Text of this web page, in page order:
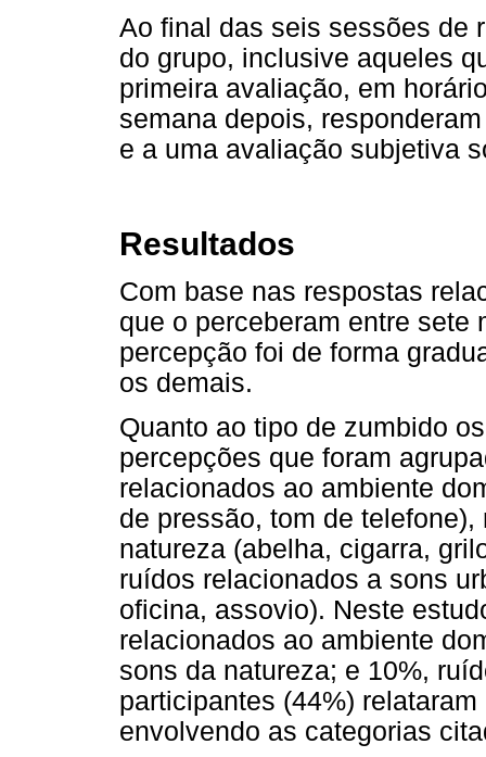
Ao final das seis sessões de
do grupo, inclusive aqueles
primeira avaliação, em
semana depois,
e a uma avaliação subjetiva
Resultados
Com base nas respostas
que o perceberam entre
percepção foi de forma
os demais.
Quanto ao tipo de zumbido
percepções que foram
relacionados ao ambiente
de pressão, tom de
natureza (abelha, cigarra,
ruídos relacionados a sons
oficina, assovio). Neste
relacionados ao ambiente
sons da natureza; e 10%,
participantes (44%)
envolvendo as categorias